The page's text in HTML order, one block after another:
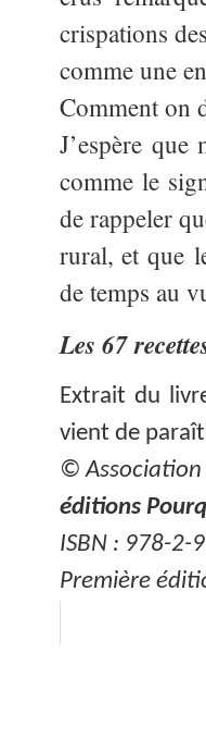
crispations
comme une
Comment on
J’espère que
comme le
de rappeler
rural, et que
de temps au
Les 67
Extrait du
vient de
© Association
éditions
ISBN : 978-2-
Première